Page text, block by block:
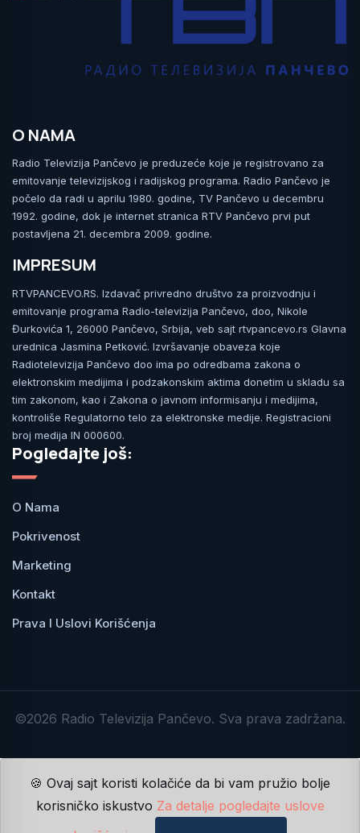
O NAMA
Radio Televizija Pančevo je preduzeće koje je registrovano za
emitovanje televizijskog i radijskog programa. Radio Pančevo je
počelo da radi u aprilu 1980. godine, TV Pančevo u decembru
1992. godine, dok je internet stranica RTV Pančevo prvi put
postavljena 21. decembra 2009. godine.
IMPRESUM
RTVPANCEVO.RS. Izdavač privredno društvo za proizvodnju i
emitovanje programa Radio-televizija Pančevo, doo, Nikole
Đurkovića 1, 26000 Pančevo, Srbija, veb sajt rtvpancevo.rs Glavna
urednica Jasmina Petković. Izvršavanje obaveza koje
Radiotelevizija Pančevo doo ima po odredbama zakona o
elektronskim medijima i podzakonskim aktima donetim u skladu sa
tim zakonom, kao i Zakona o javnom informisanju i medijima,
kontroliše Regulatorno telo za elektronske medije. Registracioni
broj medija IN 000600.
Pogledajte još:
O Nama
Pokrivenost
Marketing
Kontakt
Prava I Uslovi Korišćenja
©2026 Radio Televizija Pančevo. Sva prava zadržana.
🍪 Ovaj sajt koristi kolačiće da bi vam pružio bolje
korisničko iskustvo Za detalje pogledajte uslove